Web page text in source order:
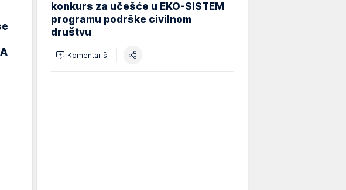
konkurs za učešće u EKO-SISTEM
programu podrške civilnom
društvu
Komentariši